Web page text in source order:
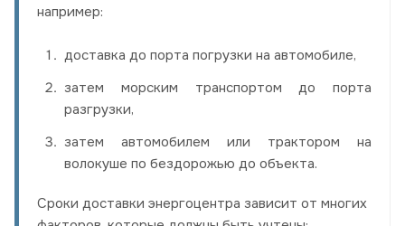
например:
доставка до порта погрузки на автомобиле,
затем морским транспортом до порта
разгрузки,
затем автомобилем или трактором на
волокуше по бездорожью до объекта.
Сроки доставки энергоцентра зависит от многих